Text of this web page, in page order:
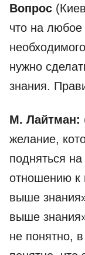
Вопрос
что на
нужно
знания.
М. Лайтман:
желание,
подняться
отношению к
выше
выше
не понятно,